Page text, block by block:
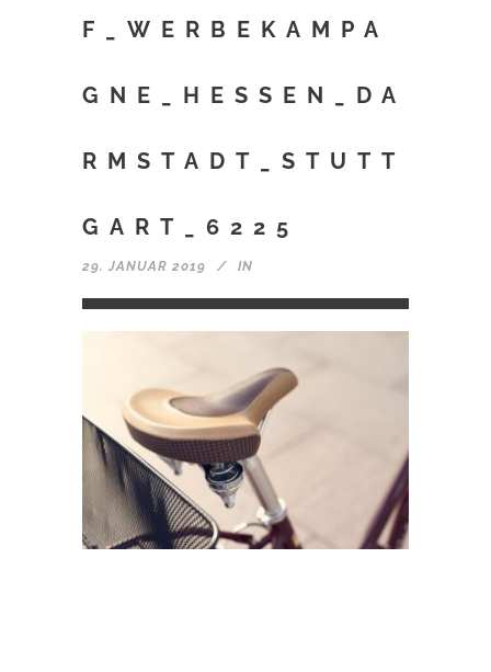
F_WERBEKAMPA
GNE_HESSEN_DA
RMSTADT_STUTT
GART_6225
29. JANUAR 2019 IN